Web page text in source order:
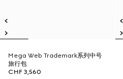
Mega Web Trademark系列中号
旅行包
CHF 3,560